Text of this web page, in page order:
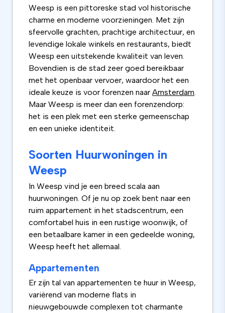
Weesp is een pittoreske stad vol historische
charme en moderne voorzieningen. Met zijn
sfeervolle grachten, prachtige architectuur, en
levendige lokale winkels en restaurants, biedt
Weesp een uitstekende kwaliteit van leven.
Bovendien is de stad zeer goed bereikbaar
met het openbaar vervoer, waardoor het een
ideale keuze is voor forenzen naar Amsterdam.
Maar Weesp is meer dan een forenzendorp:
het is een plek met een sterke gemeenschap
en een unieke identiteit.
Soorten Huurwoningen in
Weesp
In Weesp vind je een breed scala aan
huurwoningen. Of je nu op zoek bent naar een
ruim appartement in het stadscentrum, een
comfortabel huis in een rustige woonwijk, of
een betaalbare kamer in een gedeelde woning,
Weesp heeft het allemaal.
Appartementen
Er zijn tal van appartementen te huur in Weesp,
variërend van moderne flats in
nieuwgebouwde complexen tot charmante